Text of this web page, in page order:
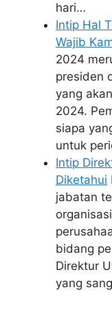
hari…
Intip Hal
Wajib
2024
presiden
yang
2024.
siapa
untuk
Intip
Diketahui
jabatan
bidang
Direktur
yang